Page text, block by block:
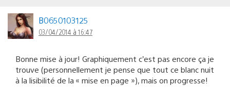
B0650103125
03/04/2014 à 16:47
Bonne mise à jour! Graphiquement c’est pas encore ça je
trouve (personnellement je pense que tout ce blanc nuit
à la lisibilité de la « mise en page »), mais on progresse!